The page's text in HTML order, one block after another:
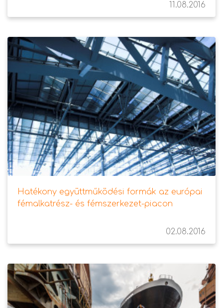
11.08.2016
Hatékony együttműködési formák az európai
fémalkatrész- és fémszerkezet-piacon
02.08.2016